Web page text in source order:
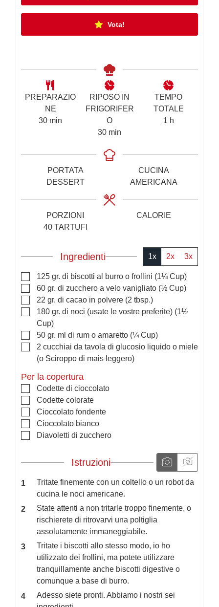
Vota!
PREPARAZIO
NE
30m
u
t
i
min
RIPOSO IN
FRIGORIFER
O
30m
n
min
TEMPO
TOTALE
1 oh
PORTATA
DESSERT
CUCINA
AMERICANA
PORZIONI
40 TARTUFI
CALORIE
Ingredienti 1x 2x 3x
▢
125 gr. di biscotti al burro o frollini (1¼ Cup)
▢
60 gr. di zucchero a velo vanigliato (½ Cup)
▢
22 gr. di cacao in polvere (2 tbsp.)
▢
180 gr. di noci (usate le vostre preferite) (1½
Cup)
▢
50 gr. ml di rum o amaretto (¼ Cup)
▢
2 cucchiai da tavola di glucosio liquido o miele
(o Sciroppo di mais leggero)
Per la copertura
▢
Codette di cioccolato
▢
Codette colorate
▢
Cioccolato fondente
▢
Cioccolato bianco
▢
Diavoletti di zucchero
Istruzioni
Tritate finemente con un coltello o un robot da
cucina le noci americane.
State attenti a non tritarle troppo finemente, o
rischierete di ritrovarvi una poltiglia
assolutamente immaneggiabile.
Tritate i biscotti allo stesso modo, io ho
utilizzato dei frollini, ma potete utilizzare
tranquillamente anche biscotti digestive o
comunque a base di burro.
Adesso siete pronti. Abbiamo i nostri sei